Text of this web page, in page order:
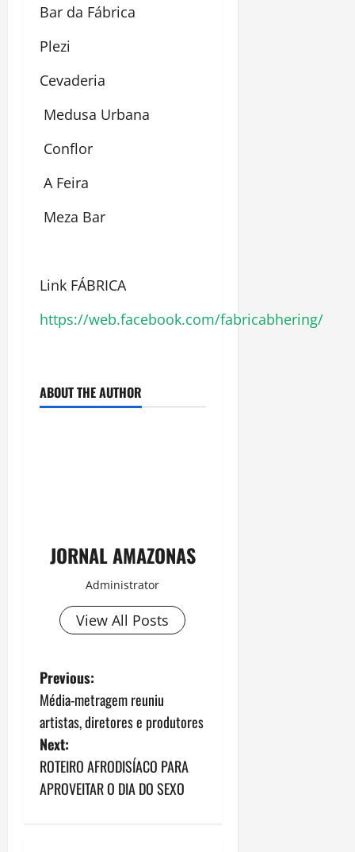
Bar da Fábrica
Plezi
Cevaderia
Medusa Urbana
Conflor
A Feira
Meza Bar
Link FÁBRICA
https://web.facebook.com/fabricabhering/
ABOUT THE AUTHOR
JORNAL AMAZONAS
Administrator
View All Posts
P
o
s
t
Previous:
Média-metragem reuniu
artistas, diretores e produtores
Next:
ROTEIRO AFRODISÍACO PARA
APROVEITAR O DIA DO SEXO